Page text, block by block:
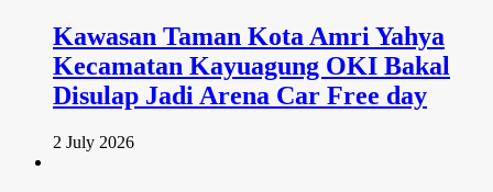
Kawasan Taman Kota Amri Yahya
Kecamatan Kayuagung OKI Bakal
Disulap Jadi Arena Car Free day
2 July 2026